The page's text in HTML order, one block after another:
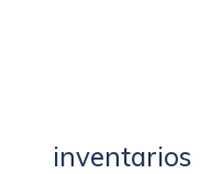
inventarios